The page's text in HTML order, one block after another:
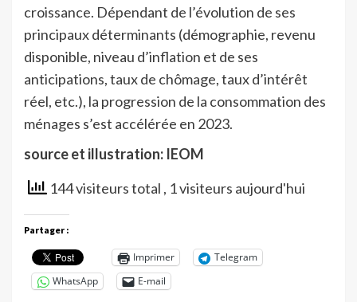
croissance. Dépendant de l’évolution de ses
principaux déterminants (démographie, revenu
disponible, niveau d’inflation et de ses
anticipations, taux de chômage, taux d’intérêt
réel, etc.), la progression de la consommation des
ménages s’est accélérée en 2023.
source et illustration: IEOM
144 visiteurs total , 1 visiteurs aujourd'hui
Partager :
Imprimer
Telegram
WhatsApp
E-mail